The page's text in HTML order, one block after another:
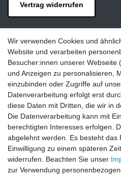
Vertrag widerrufen
LAXARA:
Zeppelinstraße 4, 89604
E-mail:
info@laxara.de
E-mail:
info@bluewater-armaturen.de
Öffnungszeiten:
Mo - Fr 10:00 - 12:00 Uhr
Mo - Fr 13:00 - 15:00 Uhr
Wir verwenden Cookies und
Website und verarbeiten
Besucher:innen unserer Webseite
und Anzeigen zu personalisieren,
einzubinden oder Zugriffe auf
Datenverarbeitung erfolgt erst
diese Daten mit Dritten, die wir in
Die Datenverarbeitung kann mit
berechtigten Interesses erfolgen.
abgelehnt werden. Es besteht das
Einwilligung zu einem späteren
widerrufen. Beachten Sie unser
zur Verwendung